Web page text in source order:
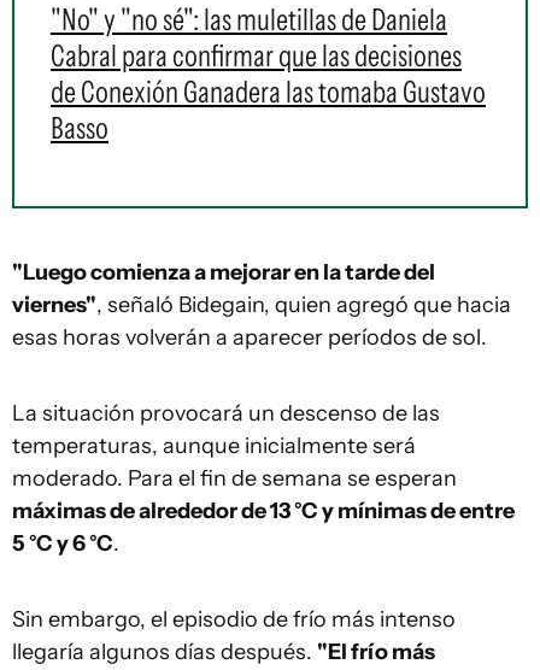
"No" y "no sé": las muletillas de Daniela
Cabral para confirmar que las decisiones
de Conexión Ganadera las tomaba Gustavo
Basso
"Luego comienza a mejorar en la tarde del
viernes", señaló Bidegain, quien agregó que hacia
esas horas volverán a aparecer períodos de sol.
La situación provocará un descenso de las
temperaturas, aunque inicialmente será
moderado. Para el fin de semana se esperan
máximas de alrededor de 13 °C y mínimas de entre
5 °C y 6 °C.
Sin embargo, el episodio de frío más intenso
llegaría algunos días después. "El frío más